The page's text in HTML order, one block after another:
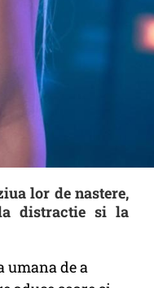
lor de nastere,
distractie si la
umana de a